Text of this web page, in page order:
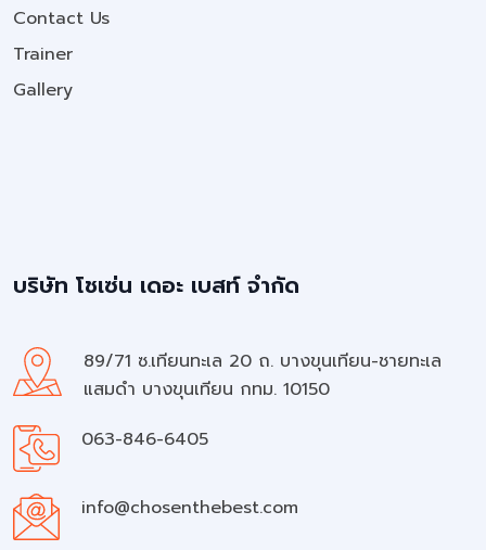
Contact Us
Trainer
Gallery
บริษัท โชเซ่น เดอะ เบสท์ จำกัด
89/71 ซ.เทียนทะเล 20 ถ. บางขุนเทียน-ชายทะเล
แสมดำ บางขุนเทียน กทม. 10150
063-846-6405
info@chosenthebest.com